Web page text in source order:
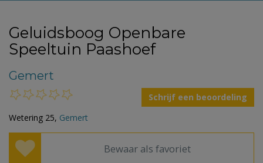
Geluidsboog Openbare
Speeltuin Paashoef
Gemert
Schrijf een beoordeling
Wetering 25, Gemert
Bewaar als favoriet